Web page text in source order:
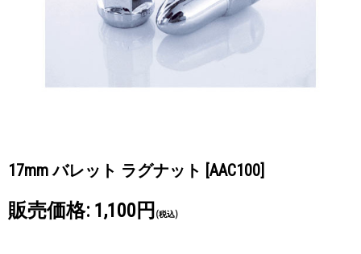
17mm バレット ラグナット [AAC100]
販売価格: 1,100円 (税込)